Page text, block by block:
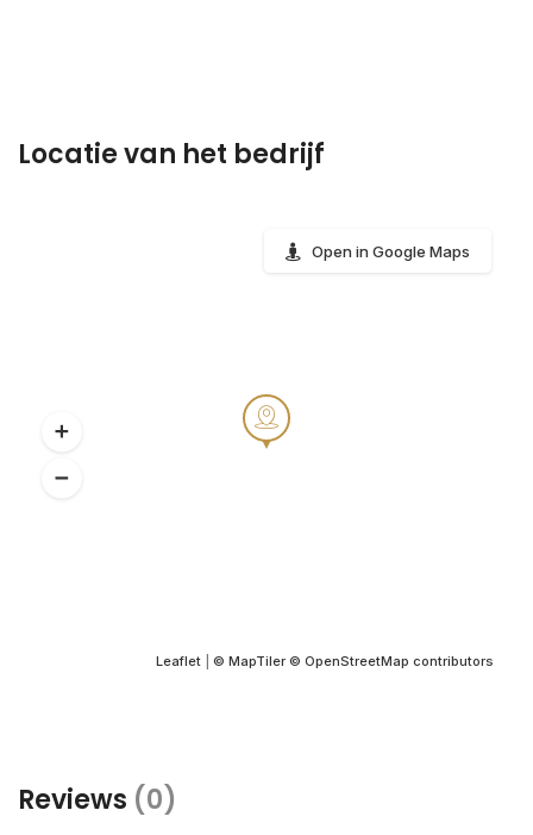
Locatie van het bedrijf
Leaflet © MapTiler © OpenStreetMap contributors
Open in Google Maps
Reviews (0)